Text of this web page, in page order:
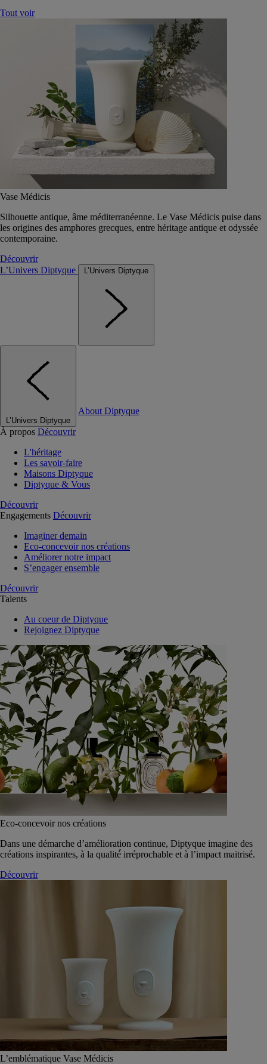
Tout voir
Vase Médicis
Silhouette antique, âme méditerranéenne. Le Vase Médicis puise dans
les origines des amphores grecques, entre héritage antique et odyssée
contemporaine.
Découvrir
L’Univers Diptyque
L’Univers Diptyque
L’Univers Diptyque
About Diptyque
À propos Découvrir
L'héritage
Les savoir-faire
Maisons Diptyque
Diptyque & Vous
Découvrir
Engagements Découvrir
Imaginer demain
Eco-concevoir nos créations
Améliorer notre impact
S’engager ensemble
Découvrir
Talents
Au coeur de Diptyque
Rejoignez Diptyque
Eco-concevoir nos créations
Dans une démarche d’amélioration continue, Diptyque imagine des
créations inspirantes, à la qualité́ irréprochable et à l’impact maitrisé.
Découvrir
L’emblématique Vase Médicis